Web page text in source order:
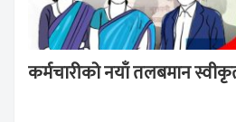
कर्मचारीको नयाँ तलबमान